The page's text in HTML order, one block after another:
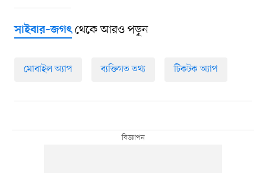
সাইবার–জগৎথেকে আরও পড়ুন
মোবাইল অ্যাপ ব্যক্তিগত তথ্য টিকটক অ্যাপ